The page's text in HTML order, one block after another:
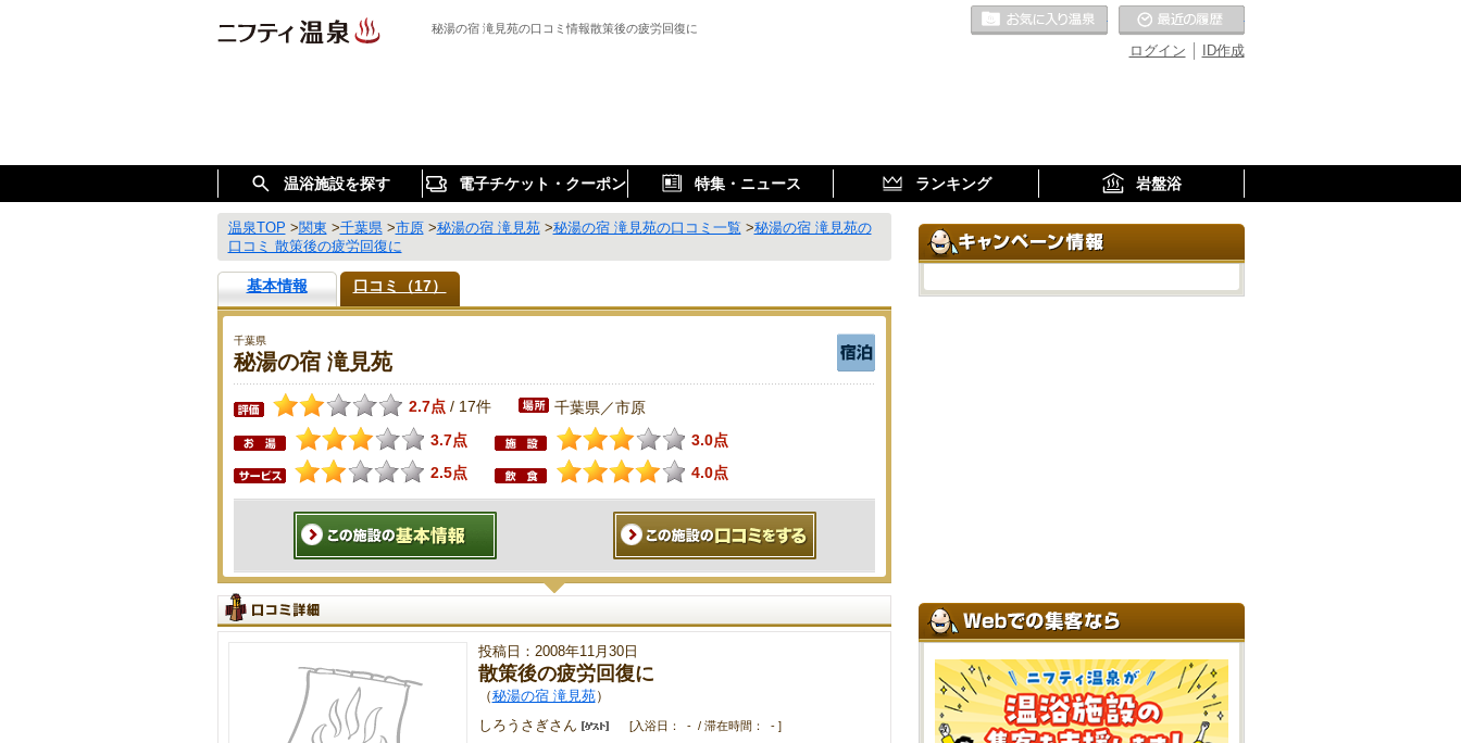
秘湯の宿 滝見苑の口コミ情報散策後の疲労回復に
ID作成
ログイン
お気に入りの温泉
温浴施設を探す 電子チケット・クーポン 特集・ニュース ランキング 岩盤浴
温泉TOP >関東 >千葉県>市原>秘湯の宿 滝見苑>秘湯の宿 滝見苑の口コミ一覧 >秘湯の宿 滝見苑の
口コミ 散策後の疲労回復に
基本情報 口コミ（17）
千葉県
秘湯の宿 滝見苑
2.7点 / 17件 千葉県／市原
3.7点
3.0点
2.5点
4.0点
投稿日：2008年11月30日
散策後の疲労回復に
（秘湯の宿 滝見苑）
しろうさぎさん
[入浴日： - / 滞在時間： - ]